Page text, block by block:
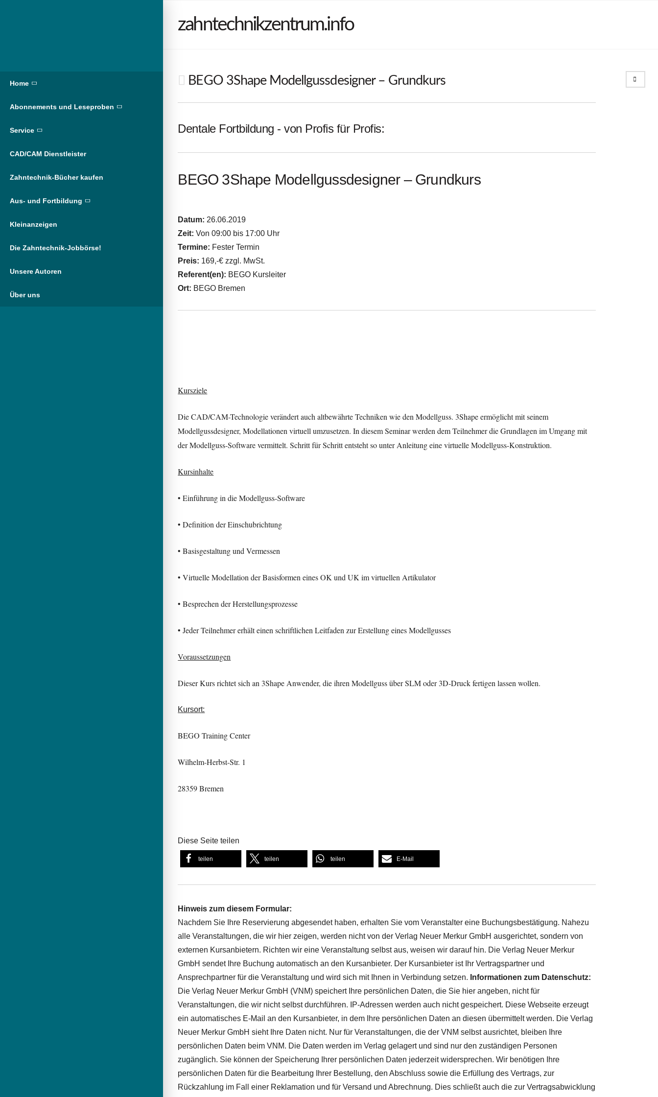
Home
Abonnements und Leseproben
Service
CAD/CAM Dienstleister
Zahntechnik-Bücher kaufen
Aus- und Fortbildung
Kleinanzeigen
Die Zahntechnik-Jobbörse!
Unsere Autoren
Über uns
zahntechnikzentrum.info
BEGO 3Shape Modellgussdesigner – Grundkurs
Dentale Fortbildung - von Profis für Profis:
BEGO 3Shape Modellgussdesigner – Grundkurs
Datum: 26.06.2019
Zeit: Von 09:00 bis 17:00 Uhr
Termine: Fester Termin
Preis: 169,-€ zzgl. MwSt.
Referent(en): BEGO Kursleiter
Ort: BEGO Bremen
Kursziele
Die CAD/CAM-Technologie verändert auch altbewährte Techniken wie den Modellguss. 3Shape ermöglicht mit seinem
Modellgussdesigner, Modellationen virtuellumzusetzen.In diesem Seminar werden dem Teilnehmer die Grundlagenim Umgangmit
der Modellguss-Software vermittelt. Schritt für Schritt entsteht so unter Anleitungeine virtuelleModellguss-Konstruktion.
Kursinhalte
• Einführung in die Modellguss-Software
• Definition der Einschubrichtung
• Basisgestaltung und Vermessen
• Virtuelle Modellation der Basisformen eines OK und UK im virtuellen Artikulator
• Besprechen der Herstellungsprozesse
• Jeder Teilnehmer erhält einen schriftlichen Leitfaden zur Erstellung einesModellgusses
Voraussetzungen
Dieser Kurs richtet sich an 3Shape Anwender, die ihren Modellguss über SLM oder3D-Druck fertigen lassen wollen.
Kursort:
BEGO Training Center
Wilhelm-Herbst-Str. 1
28359 Bremen
Diese Seite teilen
teilen teilen teilen E-Mail
Hinweis zum diesem Formular:
Nachdem Sie Ihre Reservierung abgesendet haben, erhalten Sie vom Veranstalter eine Buchungsbestätigung. Nahezu
alle Veranstaltungen, die wir hier zeigen, werden nicht von der Verlag Neuer Merkur GmbH ausgerichtet, sondern von
externen Kursanbietern. Richten wir eine Veranstaltung selbst aus, weisen wir darauf hin. Die Verlag Neuer Merkur
GmbH sendet Ihre Buchung automatisch an den Kursanbieter. Der Kursanbieter ist Ihr Vertragspartner und
Ansprechpartner für die Veranstaltung und wird sich mit Ihnen in Verbindung setzen. Informationen zum Datenschutz:
Die Verlag Neuer Merkur GmbH (VNM) speichert Ihre persönlichen Daten, die Sie hier angeben, nicht für
Veranstaltungen, die wir nicht selbst durchführen. IP-Adressen werden auch nicht gespeichert. Diese Webseite erzeugt
ein automatisches E-Mail an den Kursanbieter, in dem Ihre persönlichen Daten an diesen übermittelt werden. Die Verlag
Neuer Merkur GmbH sieht Ihre Daten nicht. Nur für Veranstaltungen, die der VNM selbst ausrichtet, bleiben Ihre
persönlichen Daten beim VNM. Die Daten werden im Verlag gelagert und sind nur den zuständigen Personen
zugänglich. Sie können der Speicherung Ihrer persönlichen Daten jederzeit widersprechen. Wir benötigen Ihre
persönlichen Daten für die Bearbeitung Ihrer Bestellung, den Abschluss sowie die Erfüllung des Vertrags, zur
Rückzahlung im Fall einer Reklamation und für Versand und Abrechnung. Dies schließt auch die zur Vertragsabwicklung
Search